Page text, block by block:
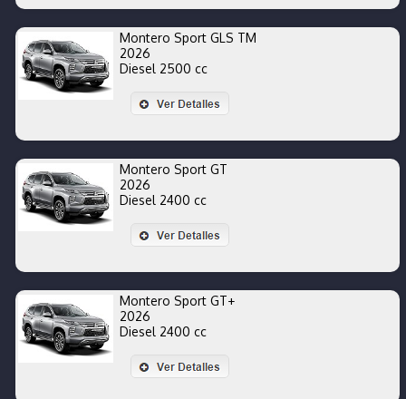
Montero Sport GLS TM
2026
Diesel 2500 cc
Montero Sport GT
2026
Diesel 2400 cc
Montero Sport GT+
2026
Diesel 2400 cc